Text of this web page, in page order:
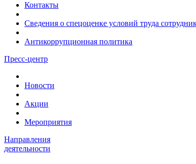
Контакты
Сведения о спецоценке условий труда
Антикоррупционная политика
Пресс-центр
Новости
Акции
Мероприятия
Направления
деятельности